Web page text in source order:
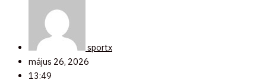
sportx
május 26, 2026
13:49